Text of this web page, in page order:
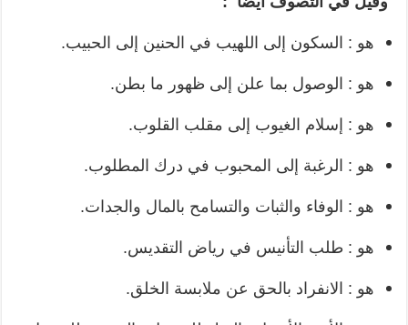
هو : السكون إلى اللهيب في الحنين إلى الحبيب.
هو : الوصول بما علن إلى ظهور ما بطن.
هو : إسلام الغيوب إلى مقلب القلوب.
هو : الرغبة إلى المحبوب في درك المطلوب.
هو : الوفاء والثبات والتسامح بالمال والجدات.
هو : طلب التأنيس في رياض التقديس.
هو : الانفراد بالحق عن ملابسة الخلق.